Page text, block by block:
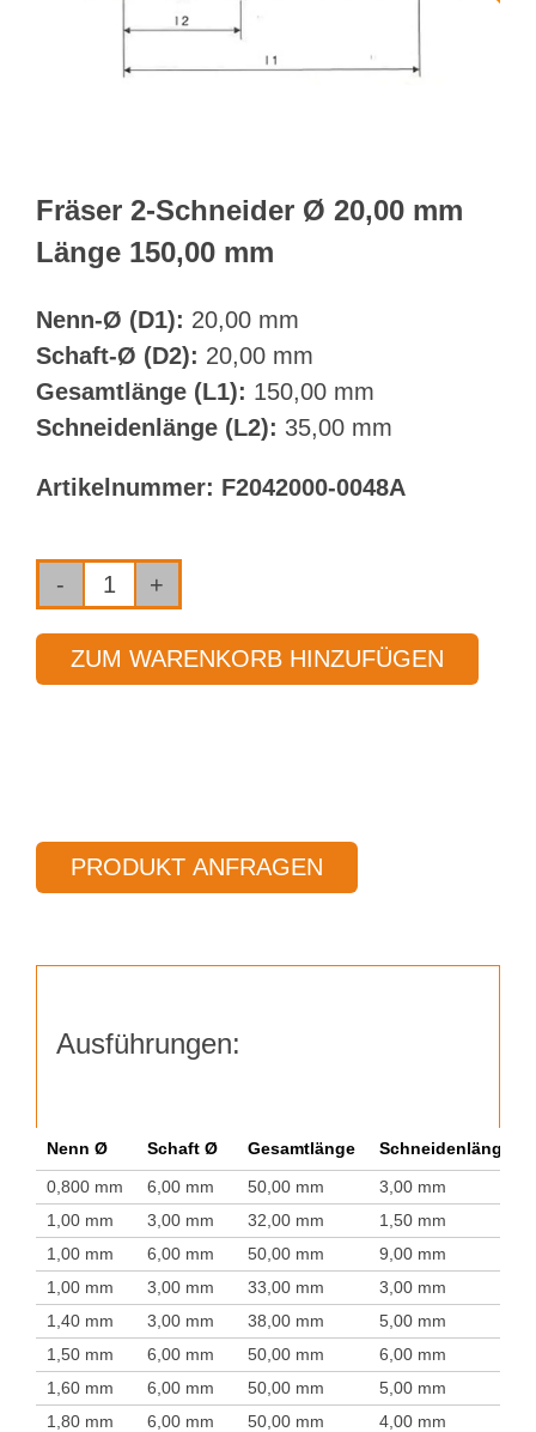
Webshop
Suche
Fräser 2-Schneider Ø 20,00 mm
Länge 150,00 mm
Nenn-Ø (D1): 20,00 mm
Schaft-Ø (D2): 20,00 mm
Gesamtlänge (L1): 150,00 mm
Schneidenlänge (L2): 35,00 mm
Artikelnummer: F2042000-0048A
Fräser
2-
Schneider
150,00
mm
ZUM WARENKORB HINZUFÜGEN
PRODUKT ANFRAGEN
Ausführungen:
Nenn Ø Schaft Ø Gesamtlänge Schneidenlänge
0,800 mm
6,00 mm 50,00 mm 3,00 mm
1,00 mm
3,00 mm 32,00 mm 1,50 mm
1,00 mm
6,00 mm 50,00 mm 9,00 mm
1,00 mm
3,00 mm 33,00 mm 3,00 mm
1,40 mm
3,00 mm 38,00 mm 5,00 mm
1,50 mm
6,00 mm 50,00 mm 6,00 mm
1,60 mm
6,00 mm 50,00 mm 5,00 mm
1,80 mm
6,00 mm 50,00 mm 4,00 mm